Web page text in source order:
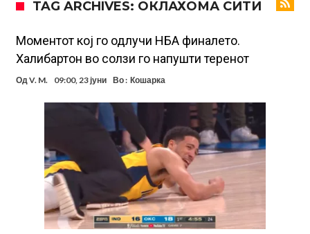
Фиренца во транс од Мастантоно
Продаден резервниот голман на Сити за 50 милиони евра
Сврзуваат уште еден англиски репрезентативец со Ливерпул
Замена за Влаховиќ: Напаѓачот на Манчестер доаѓа во Јувентус!
УЕФА повторно се заканува со бојкот на турнирите на ФИФА
поради Инфантино
Мурињо бесен поради одлуката на Реал: Протекоа детали од
разговорот што го потресе Мадрид!
TAG ARCHIVES: ОКЛАХОМА СИТИ
Моментот кој го одлучи НБА финалето.
Халибартон во солзи го напушти теренот
Од V. M. 09:00, 23 јуни Во : Кошарка